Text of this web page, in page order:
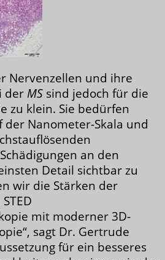
Nervenzellen und ihre
der MS sind jedoch für die
zu klein. Sie bedürfen
der Nanometer-Skala und
an den
Detail sichtbar zu
wir die Stärken der
mit moderner 3D-
sagt Dr. Gertrude
für ein besseres